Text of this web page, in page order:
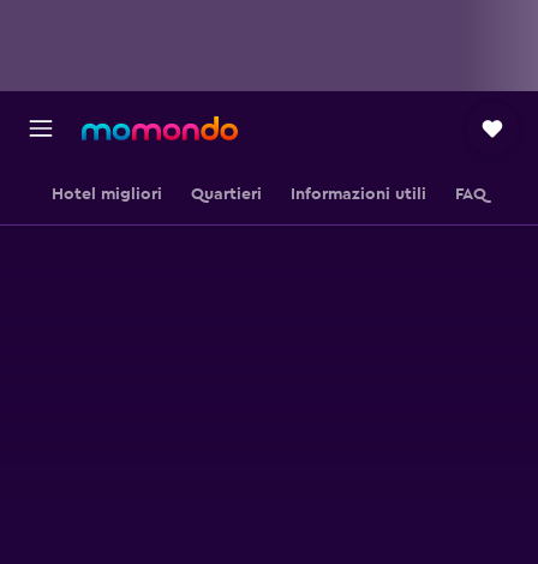
Hotel migliori Quartieri Informazioni utili FAQ